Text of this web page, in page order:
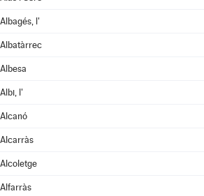
Albagés, l'
Albatàrrec
Albesa
Albi, l'
Alcanó
Alcarràs
Alcoletge
Alfarràs